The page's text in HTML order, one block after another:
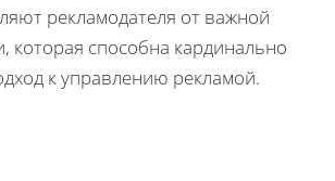
рекламодателя от важной
которая способна кардинально
к управлению рекламой.